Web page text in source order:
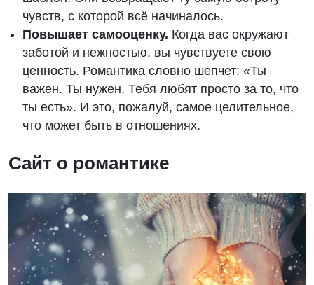
чувств, с которой всё начиналось.
Повышает самооценку. Когда вас окружают
заботой и нежностью, вы чувствуете свою
ценность. Романтика словно шепчет: «Ты
важен. Ты нужен. Тебя любят просто за то, что
ты есть». И это, пожалуй, самое целительное,
что может быть в отношениях.
Сайт о романтике